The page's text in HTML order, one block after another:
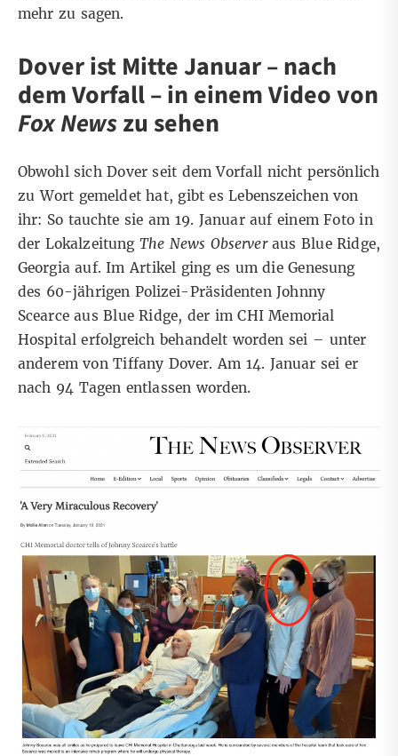
mehr zu sagen.
Dover ist Mitte Januar – nach
dem Vorfall – in einem Video von
Fox Newszu sehen
Obwohl sich Dover seit dem Vorfall nicht persönlich
zu Wort gemeldet hat, gibt es Lebenszeichen von
ihr: So tauchte sie am 19. Januar auf einem Foto in
der Lokalzeitung The News Observeraus Blue Ridge,
Georgia auf. Im Artikel ging es um die Genesung
des 60-jährigen Polizei-Präsidenten Johnny
Scearce aus Blue Ridge, der im CHI Memorial
Hospital erfolgreich behandelt worden sei – unter
anderem von Tiffany Dover. Am 14. Januar sei er
nach 94 Tagen entlassen worden.